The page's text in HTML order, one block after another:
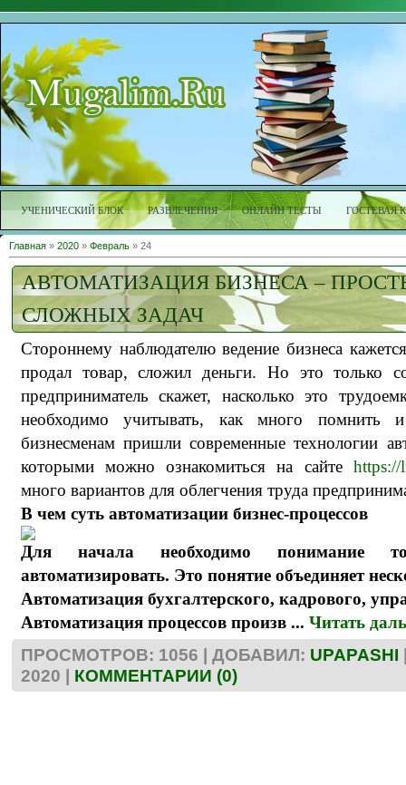
УЧЕНИЧЕСКИЙ БЛОК РАЗВЛЕЧЕНИЯ ОНЛАЙН ТЕСТЫ ГОСТЕВАЯ
Главная » 2020 » Февраль » 24
АВТОМАТИЗАЦИЯ БИЗНЕСА –
СЛОЖНЫХ ЗАДАЧ
Стороннему наблюдателю ведение бизнеса
продал товар, сложил деньги. Но это только
предприниматель скажет, насколько это
необходимо учитывать, как много
бизнесменам пришли современные технологии
которыми можно ознакомиться на сайте https://
много вариантов для облегчения труда
В чем суть автоматизации бизнес-процессов
Для начала необходимо понимание
автоматизировать. Это понятие объединяет
Автоматизация бухгалтерского, кадрового,
Автоматизация процессов произв ... Читать
ПРОСМОТРОВ: 1056 | ДОБАВИЛ: UPAPASHI
2020 | КОММЕНТАРИИ (0)